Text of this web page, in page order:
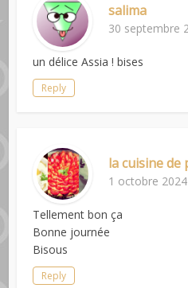
salima
30 septembre
un délice Assia ! bises
Reply
la cuisine de
1 octobre
Tellement bon ça
Bonne journée
Bisous
Reply